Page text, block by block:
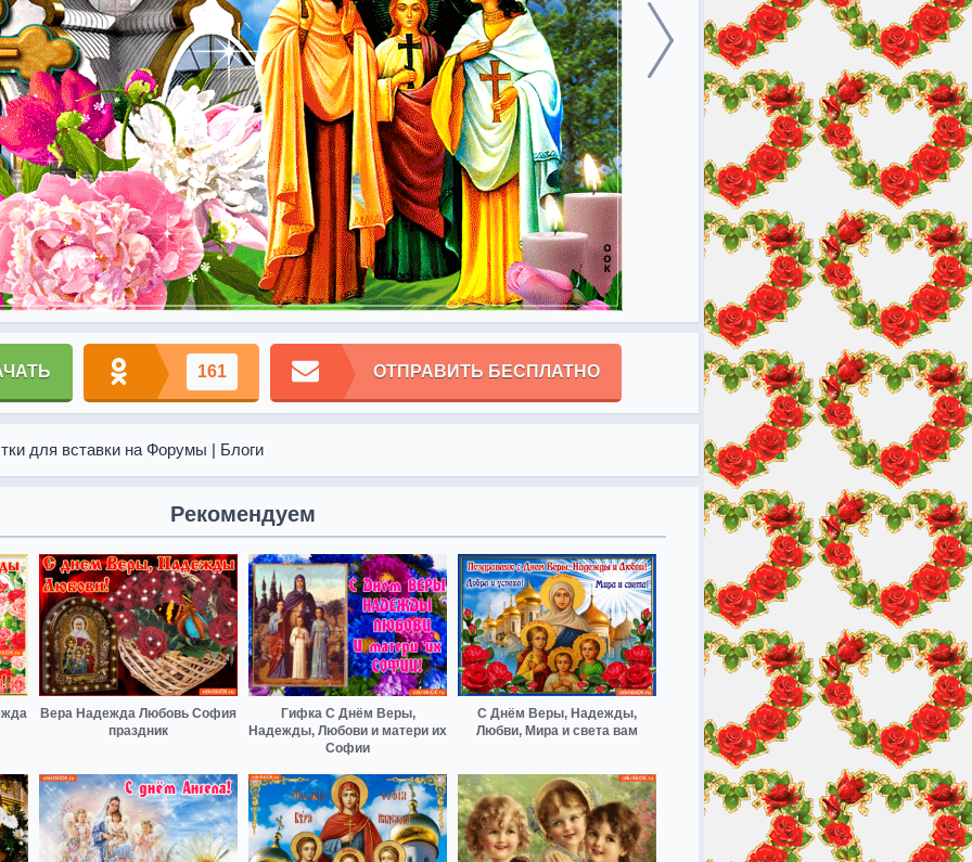
161 ОТПРАВИТЬ БЕСПЛАТНО
для вставки на Форумы | Блоги
Рекомендуем
Вера Надежда Любовь София
праздник
Гифка С Днём Веры,
Надежды, Любови и матери их
Софии
С Днём Веры, Надежды,
Любви, Мира и света вам